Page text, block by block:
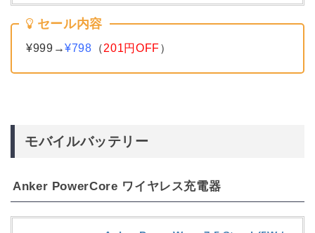
セール内容
¥999→¥798 （201円OFF）
モバイルバッテリー
Anker PowerCore ワイヤレス充電器